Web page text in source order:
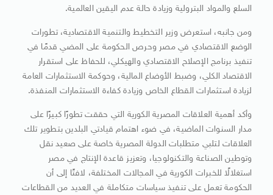
السلع والمواد البترولية وزيادة حالة عدم اليقين العالمية.
ومن جانبه، استعرض وزير التخطيط والتنمية الاقتصادية، تطورات
الوضع الاقتصادي في مصر وحرص الحكومة على المضي قدمًا في
تنفيذ برنامج الإصلاح الاقتصادي والهيكلي، للحفاظ على استقرار
الاقتصاد الكلي، وضبط الأوضاع المالية، وحوكمة الاستثمارات العامة
لزيادة استثمارات القطاع الخاص وزيادة كفاءة الاستثمارات المنفذة.
وأكد أهمية العلاقات المصرية الكورية التي حققت تطورًا كبيرًا على
مدار السنوات الماضية، في ضوء اهتمام قيادتي البلدين بتطوير تلك
العلاقات لتلبي متطلبات الدولة المصرية خاصة على صعيد نقل
وتوطين الصناعة والتكنولوجيا، وتعزيز قاعدة الإنتاج في مصر
استغلالًا للخبرات الكورية في المجالات المختلفة، لافتًا إلى أن
الحكومة تعمل على تنفيذ سياسات متكاملة في العديد من القطاعات